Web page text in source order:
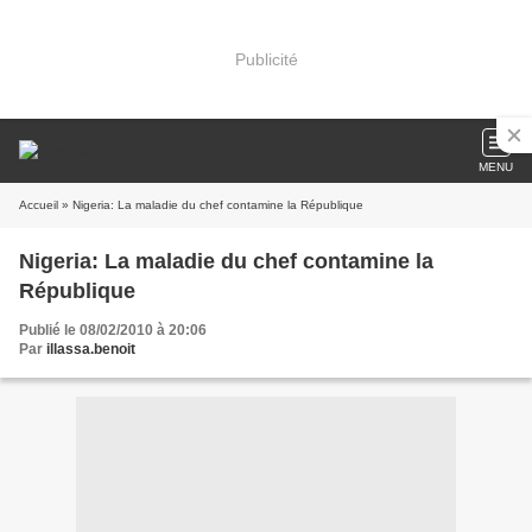
Publicité
MENU
Accueil » Nigeria: La maladie du chef contamine la République
Nigeria: La maladie du chef contamine la
République
Publié le 08/02/2010 à 20:06
Par illassa.benoit